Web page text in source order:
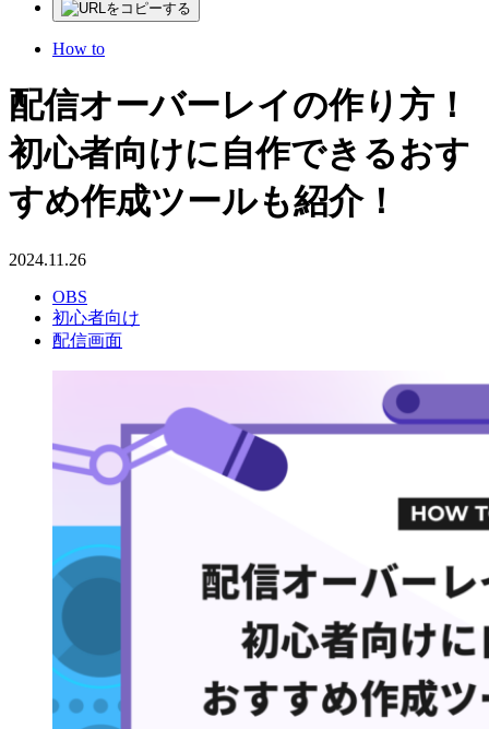
How to
配信オーバーレイの作り方！
初心者向けに自作できるおす
すめ作成ツールも紹介！
2024.11.26
OBS
初心者向け
配信画面